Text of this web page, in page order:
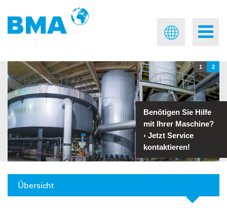
1 2
Übersicht
Benötigen Sie Hilfe
mit Ihrer Maschine?
› Jetzt Service
kontaktieren!